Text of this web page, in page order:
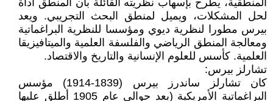
المنطقية، يطرح بإسهاب نظريته القائلة بأن المنطق أداة
لحل المشكلات، ويميل لمنطق البحث التجريبي. ويعد
بيرس مطورا لنظرية ديوي ومؤسسا للنظرية البراغماتية
ومعالجة المنطق الرياضي والفلسفة العلمية والميتافيزيقا
العلمية. كأسس للعلوم الإنسانية والتاريخ والاقتصاد.
تشارلز بيرس:
كان تشارلز ساندرز بيرس (1839-1914) مؤسس
البراغماتية الأمريكية (بعد حوالي عام 1905 أطلق عليها